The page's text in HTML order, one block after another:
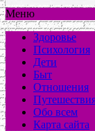
Меню
Здоровье
Психология
Дети
Быт
Отношения
Обо всем
Карта сайта